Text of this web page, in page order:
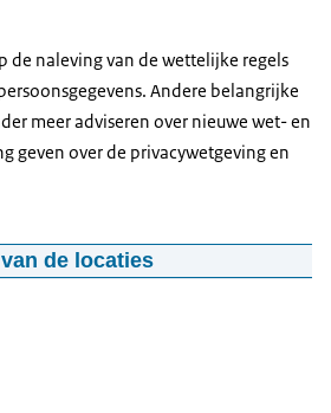
de naleving van de wettelijke regels
Andere belangrijke
meer adviseren over nieuwe wet- en
geven over de privacywetgeving en
de locaties